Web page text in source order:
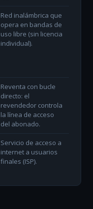
Red inalámbrica que
opera en bandas de
uso libre (sin licencia
individual).
Reventa con bucle
directo: el
revendedor controla
la línea de acceso
del abonado.
Servicio de acceso a
internet a usuarios
finales (ISP).